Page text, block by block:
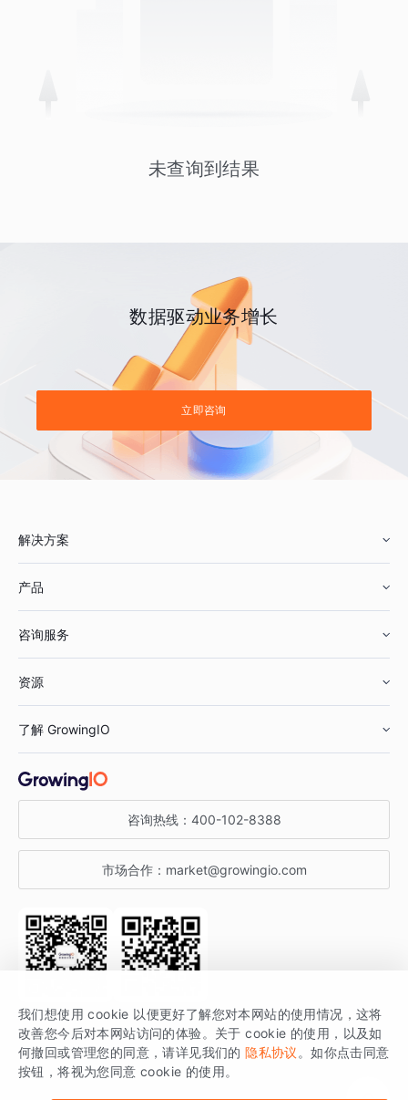
未查询到结果
数据驱动业务增长
立即咨询
解决方案
鞋服行业
汽车行业
金融行业
产品
智能运营
获客分析
咨询服务
资源
增长公开课
增长博客
开发者文档
SDK 文档
场景指南
了解 GrowingIO
关于 GrowingIO
增长大会
行业活动
咨询热线： 400-102-8388
市场合作： market@growingio.com
关注公众号 获取更多干货
GrowingIO 是专注于数据智能分析与增长的品牌，核心平台为 GrowingIO
分析云。
我们想使用 cookie 以便更好了解您对本网站的使用情况，这将
改善您今后对本网站访问的体验。关于 cookie 的使用，以及如
何撤回或管理您的同意，请详见我们的 隐私协议 。如你点击同意
按钮，将视为您同意 cookie 的使用。